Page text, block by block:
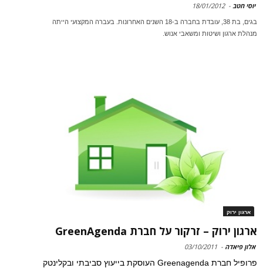
יוסי חטב -
18/01/2012
בגים, בת 38, עובדת בחברה ב-18 השנים האחרונות. בעברה המקצועי הייתה
מנהלת ארגון ושיטות ומשאבי אנוש.
ארגון ירוק
ארגון ירוק – זרקור על חברת GreenAgenda
אלון פיאדה -
03/10/2011
פרופיל חברת Greenagenda העוסקת בייעוץ סביבתי ובקלינטק